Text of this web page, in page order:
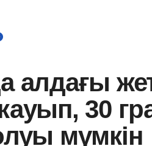
алдағы
30
мүмкін